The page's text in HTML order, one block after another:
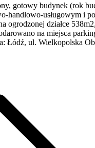
gotowy budynek (rok
handlowo-usługowym i
ogrodzonej działce
na miejsca
Łódź, ul. Wielkopolska